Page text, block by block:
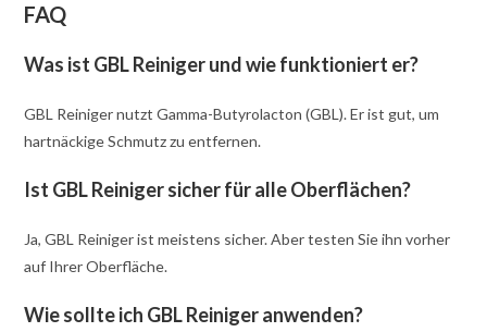
FAQ
Was ist GBL Reiniger und wie funktioniert er?
GBL Reiniger nutzt Gamma-Butyrolacton (GBL). Er ist gut, um
hartnäckige Schmutz zu entfernen.
Ist GBL Reiniger sicher für alle Oberflächen?
Ja, GBL Reiniger ist meistens sicher. Aber testen Sie ihn vorher
auf Ihrer Oberfläche.
Wie sollte ich GBL Reiniger anwenden?